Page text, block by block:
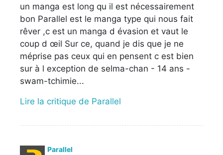
un manga est long qu il est nécessairement
bon Parallel est le manga type qui nous fait
rêver ,c est un manga d évasion et vaut le
coup d œil Sur ce, quand je dis que je ne
méprise pas ceux qui en pensent c est bien
sur à l exception de selma-chan - 14 ans -
swam-tchimie...
Lire la critique de Parallel
Parallel